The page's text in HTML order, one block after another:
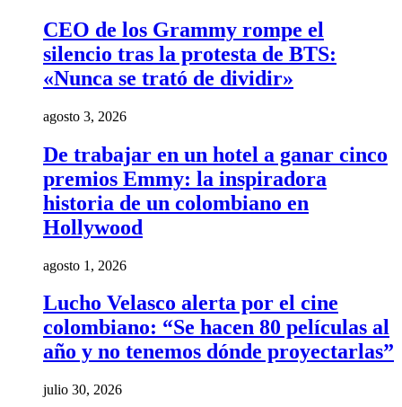
CEO de los Grammy rompe el
silencio tras la protesta de BTS:
«Nunca se trató de dividir»
agosto 3, 2026
De trabajar en un hotel a ganar cinco
premios Emmy: la inspiradora
historia de un colombiano en
Hollywood
agosto 1, 2026
Lucho Velasco alerta por el cine
colombiano: “Se hacen 80 películas al
año y no tenemos dónde proyectarlas”
julio 30, 2026